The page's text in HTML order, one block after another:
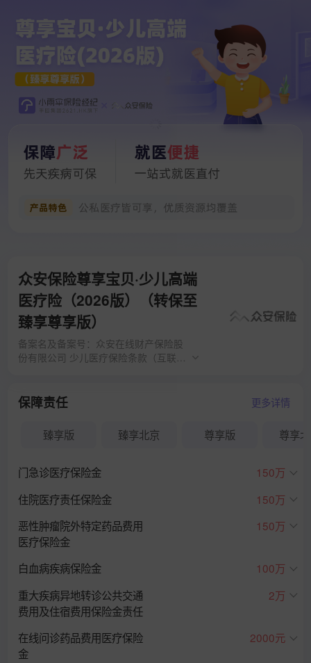
众安保险尊享宝贝·少儿高端
医疗险（2026版）（转保至
臻享尊享版）
备案名及备案号：众安在线财产保险股
份有限公司 少儿医疗保险条款（互联网
有限公司 附加未成年人先天性疾病住院
医疗保险条款（互联网 2025 版 A 款）
（C00017932522025050720353）；
众安在线财产保险股份有限公司 个人齿
款）（C0001793251202406200297
3）
保障责任 更多详情
臻享版 臻享北京 尊享版 尊享
门急诊医疗保险金
150万
住院医疗责任保险金
150万
恶性肿瘤院外特定药品费用
医疗保险金
150万
白血病疾病保险金
100万
重大疾病异地转诊公共交通
费用及住宿费用保险金责任
2万
在线问诊药品费用医疗保险
金
2000元